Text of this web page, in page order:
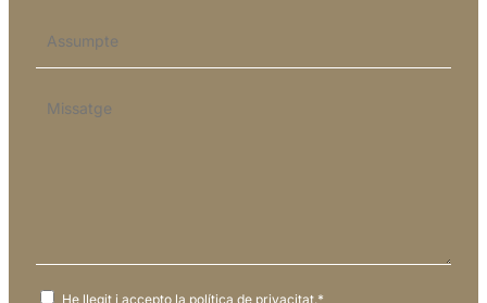
Consentimiento*
He llegit i accepto la política de privacitat.*